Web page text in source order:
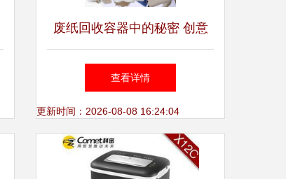
废纸回收容器中的秘密 创意
纸张摄影素材免费获取指南
查看详情
更新时间：2026-08-08 16:24:04